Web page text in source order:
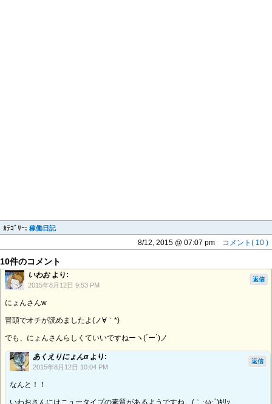
ｶﾃｺﾞﾘｰ: 稼働日記
8/12, 2015 @ 07:07 pm コメント( 10 )
10件のコメント
いわお より:
2015年8月12日 9:53 PM
にょんさんw
冒頭でオチが読めましたよ(ノ∀｀*)
でも、にょんさんらしくていいですねーヽ(´ー`)ノ
返信
あくえりにょんα より:
2015年8月12日 10:04 PM
なんと！！
返信